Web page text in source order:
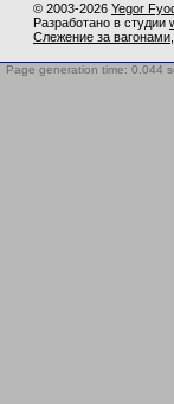
© 2003-2026 Yegor
Разработано в студии
Слежение за вагонами
Page generation time: